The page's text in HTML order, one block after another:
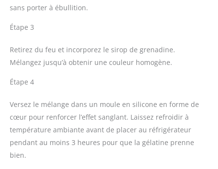
sans porter à ébullition.
Étape 3
Retirez du feu et incorporez le sirop de grenadine.
Mélangez jusqu’à obtenir une couleur homogène.
Étape 4
Versez le mélange dans un moule en silicone en forme de
cœur pour renforcer l’effet sanglant. Laissez refroidir à
température ambiante avant de placer au réfrigérateur
pendant au moins 3 heures pour que la gélatine prenne
bien.